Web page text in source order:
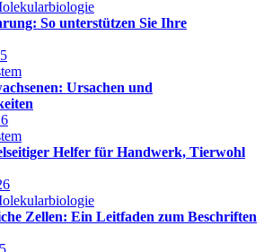
So unterstützen Sie Ihre
Ursachen und
Helfer für Handwerk, Tierwohl
Zellen: Ein Leitfaden zum Beschriften